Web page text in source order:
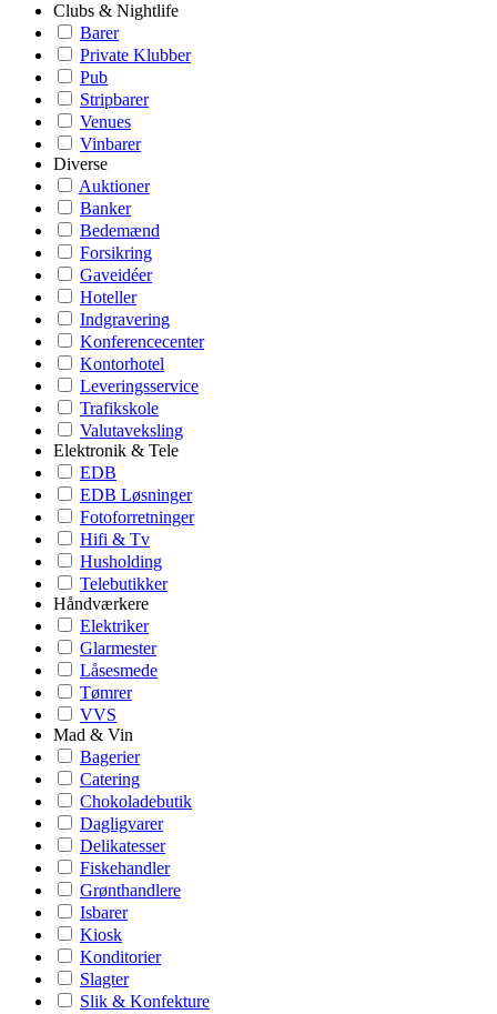
Clubs & Nightlife
Barer
Private Klubber
Pub
Stripbarer
Venues
Vinbarer
Diverse
Auktioner
Banker
Bedemænd
Forsikring
Gaveidéer
Hoteller
Indgravering
Konferencecenter
Kontorhotel
Leveringsservice
Trafikskole
Valutaveksling
Elektronik & Tele
EDB
EDB Løsninger
Fotoforretninger
Hifi & Tv
Husholding
Telebutikker
Håndværkere
Elektriker
Glarmester
Låsesmede
Tømrer
VVS
Mad & Vin
Bagerier
Catering
Chokoladebutik
Dagligvarer
Delikatesser
Fiskehandler
Grønthandlere
Isbarer
Kiosk
Konditorier
Slagter
Slik & Konfekture